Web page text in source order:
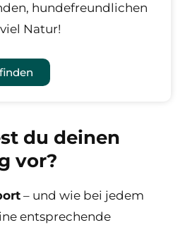
hundefreundlichen
Natur!
du deinen
vor?
– und wie bei jedem
entsprechende